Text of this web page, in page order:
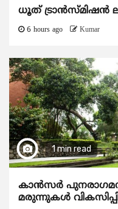
ധൂത് ട്രാൻസ്മിഷൻ
6 hours ago Kumar
1 min read
കാന്‍സര്‍
മരുന്നുകള്‍